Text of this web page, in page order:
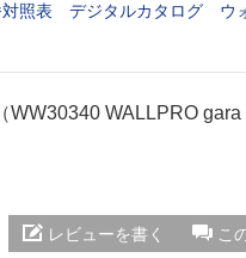
照表 デジタルカタログ ウ
（WW30340 WALLPRO
こ
レビューを書く